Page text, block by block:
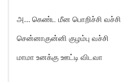
அ… கெண்ட மீன பொறிச்சி வச்சி
சென்னாகுன்னி குழம்பு வச்சி
மாமா உனக்கு ஊட்டி விடவா